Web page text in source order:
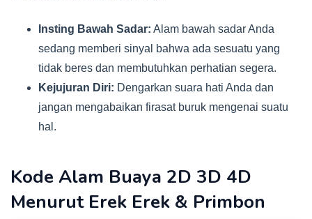
Insting Bawah Sadar: Alam bawah sadar Anda
sedang memberi sinyal bahwa ada sesuatu yang
tidak beres dan membutuhkan perhatian segera.
Kejujuran Diri: Dengarkan suara hati Anda dan
jangan mengabaikan firasat buruk mengenai suatu
hal.
Kode Alam Buaya 2D 3D 4D
Menurut Erek Erek & Primbon